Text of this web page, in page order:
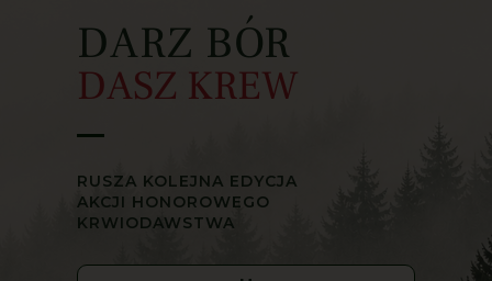
DARZ BÓR
DASZ KREW
RUSZA KOLEJNA EDYCJA
AKCJI HONOROWEGO
KRWIODAWSTWA